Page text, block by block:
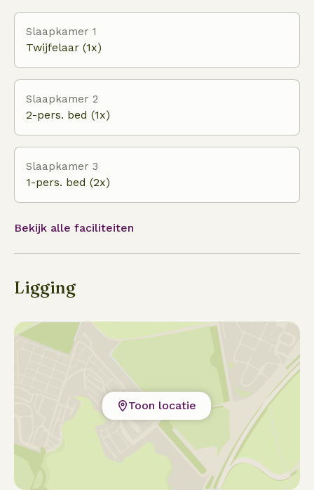
Slaapkamer 1
Twijfelaar (1x)
Slaapkamer 2
2-pers. bed (1x)
Slaapkamer 3
1-pers. bed (2x)
Bekijk alle faciliteiten
Ligging
Toon locatie